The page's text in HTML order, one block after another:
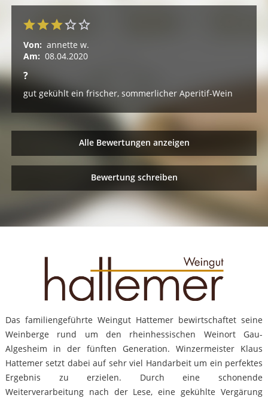
Von: annette w.
Am: 08.04.2020
?
gut gekühlt ein frischer, sommerlicher Aperitif-Wein
Alle Bewertungen anzeigen
Bewertung schreiben
Das familiengeführte Weingut Hattemer bewirtschaftet seine
Weinberge rund um den rheinhessischen Weinort Gau-
Algesheim in der fünften Generation. Winzermeister Klaus
Hattemer setzt dabei auf sehr viel Handarbeit um ein perfektes
Ergebnis zu erzielen. Durch eine schonende
Weiterverarbeitung nach der Lese, eine gekühlte Vergärung